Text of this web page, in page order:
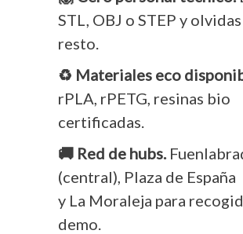
STL, OBJ o STEP y
resto.
♻️ Materiales eco
rPLA, rPETG, resinas bio
certificadas.
🚚 Red de hubs.
(central), Plaza de España
y La Moraleja para
demo.